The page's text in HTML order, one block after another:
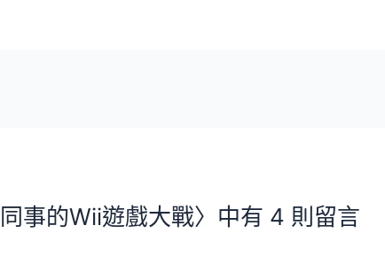
事的Wii遊戲大戰〉中有 4 則留言